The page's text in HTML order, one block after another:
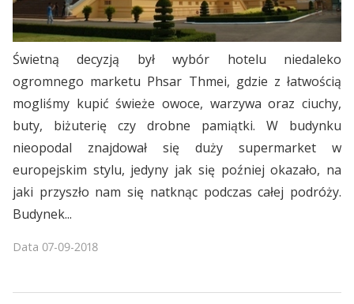
Świetną decyzją był wybór hotelu niedaleko
ogromnego marketu Phsar Thmei, gdzie z łatwością
mogliśmy kupić świeże owoce, warzywa oraz ciuchy,
buty, biżuterię czy drobne pamiątki. W budynku
nieopodal znajdował się duży supermarket w
europejskim stylu, jedyny jak się poźniej okazało, na
jaki przyszło nam się natknąc podczas całej podróży.
Budynek...
Data 07-09-2018